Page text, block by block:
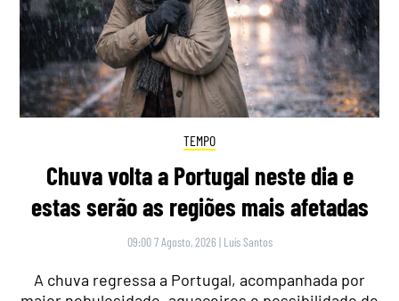
TEMPO
Chuva volta a Portugal neste dia e
estas serão as regiões mais afetadas
09:00 7 Agosto, 2026 | Luís Santos
A chuva regressa a Portugal, acompanhada por